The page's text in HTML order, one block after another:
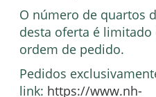
O número de quartos
desta oferta é
ordem de pedido.
Pedidos
link: https://www.nh-